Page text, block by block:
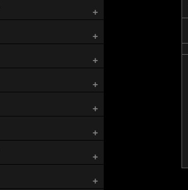
+
+
+
+
+
+
+
+